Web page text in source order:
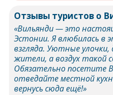
Отзывы туристов о
«Вильянди — это
Эстонии. Я влюбилась в
взгляда. Уютные
жители, а воздух такой
Обязательно посетите
отведайте местной
вернусь сюда ещё!»